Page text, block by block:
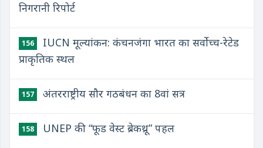
निगरानी रिपोर्ट
156
IUCN मूल्यांकन: कंचनजंगा भारत का सर्वोच्च-रेटेड
प्राकृतिक स्थल
157 अंतरराष्ट्रीय सौर गठबंधन का 8वां सत्र
158 UNEP की “फूड वेस्ट ब्रेकथ्रू” पहल